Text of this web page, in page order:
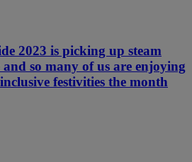
2023 is picking up steam
and so many of us are enjoying
festivities the month